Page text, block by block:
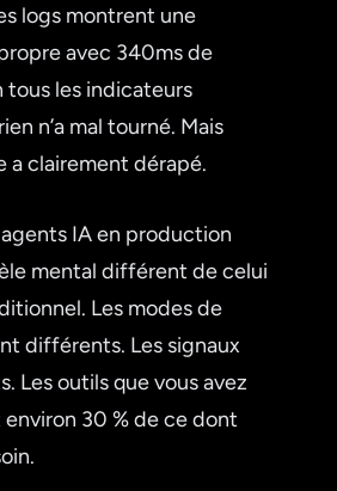
logs montrent une
avec 340ms de
tous les indicateurs
n’a mal tourné. Mais
a clairement dérapé.
IA en production
mental différent de celui
Les modes de
différents. Les signaux
Les outils que vous avez
30 % de ce dont